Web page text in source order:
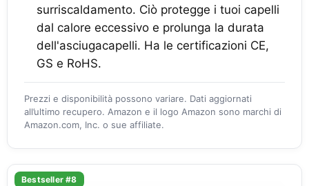
surriscaldamento. Ciò protegge i tuoi capelli
dal calore eccessivo e prolunga la durata
dell'asciugacapelli. Ha le certificazioni CE,
GS e RoHS.
Prezzi e disponibilità possono variare. Dati aggiornati
all’ultimo recupero. Amazon e il logo Amazon sono marchi di
Amazon.com, Inc. o sue affiliate.
Bestseller #8